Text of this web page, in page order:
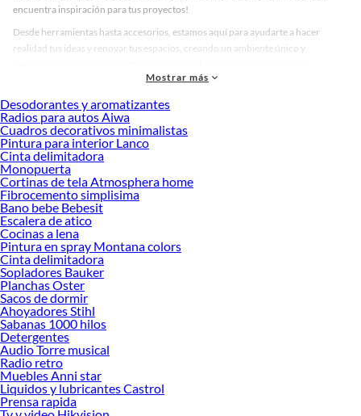
encuentra inspiración para tus proyectos!
Desde herramientas hasta accesorios, estamos aquí para ayudarte a hacer
realidad tus ideas y renovar tus espacios, creando un ambiente único y
accesorios de calidad que te ayudarán a crear un espacio más tú.
Desde remodelaciones hasta proyectos de decoración, estamos aquí para hacer
tus ideas realidad. ¡Visítanos y encuentra todo lo que tenemos para ofrecerte en
Protectores de madera!
Explora la variedad de productos de Protectores de madera en Sodimac
Herramientas, materiales y accesorios de calidad para tus proyectos y
renovación de espacios. ¡Visítanos y descubre todo lo que tenemos para
ofrecerte!
Encuentra una amplia variedad de productos de Protectores de madera en
Sodimac. Encuentra todo lo necesario para tus proyectos de renovación y
decoración. ¡Visítanos y haz tus ideas realidad!
Mostrar más
Desodorantes y aromatizantes
Radios para autos Aiwa
Cuadros decorativos minimalistas
Pintura para interior Lanco
Cinta delimitadora
Monopuerta
Cortinas de tela Atmosphera home
Fibrocemento simplisima
Bano bebe Bebesit
Escalera de atico
Cocinas a lena
Pintura en spray Montana colors
Cinta delimitadora
Sopladores Bauker
Planchas Oster
Sacos de dormir
Ahoyadores Stihl
Sabanas 1000 hilos
Detergentes
Audio Torre musical
Radio retro
Muebles Anni star
Liquidos y lubricantes Castrol
Prensa rapida